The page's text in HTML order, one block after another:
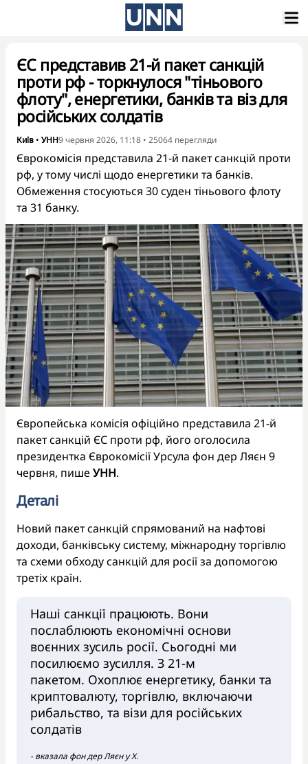
ЄС представив 21-й пакет санкцій
проти рф - торкнулося "тіньового
флоту", енергетики, банків та віз для
російських солдатів
Київ • УНН9 червня 2026, 11:18 • 25064 перегляди
Єврокомісія представила 21-й пакет санкцій проти
рф, у тому числі щодо енергетики та банків.
Обмеження стосуються 30 суден тіньового флоту
та 31 банку.
Європейська комісія офіційно представила 21-й
пакет санкцій ЄС проти рф, його оголосила
президентка Єврокомісії Урсула фон дер Ляєн 9
червня, пише УНН.
Деталі
Новий пакет санкцій спрямований на нафтові
доходи, банківську систему, міжнародну торгівлю
та схеми обходу санкцій для росії за допомогою
третіх країн.
Наші санкції працюють. Вони
послаблюють економічні основи
воєнних зусиль росії. Сьогодні ми
посилюємо зусилля. З 21-м
пакетом. Охоплює енергетику, банки та
криптовалюту, торгівлю, включаючи
рибальство, та візи для російських
солдатів
- вказала фон дер Ляєн у X.